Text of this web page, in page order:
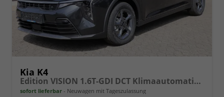
Kia K4
Edition VISION 1.6T-GDI DCT Klimaautomatik, Sitzheizung, Navigation, Apple Carplay, Android Auto
sofort lieferbar Neuwagen mit Tageszulassung